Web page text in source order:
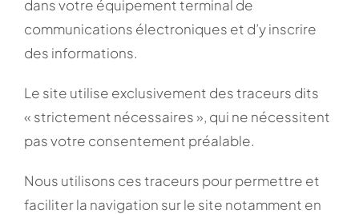
dans votre équipement terminal de
communications électroniques et d’y inscrire
des informations.
Le site utilise exclusivement des traceurs dits
« strictement nécessaires », qui ne nécessitent
pas votre consentement préalable.
Nous utilisons ces traceurs pour permettre et
faciliter la navigation sur le site notamment en